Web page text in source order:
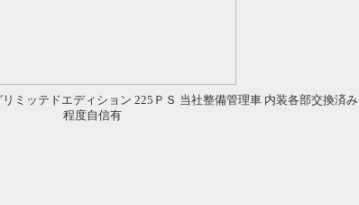
ミッテドエディション 225ＰＳ 当社整備管理車 内装各部交換済み
程度自信有